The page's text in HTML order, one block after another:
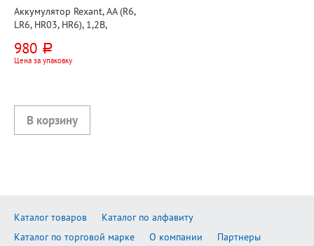
Аккумулятор Rexant, AA (R6,
LR6, HR03, HR6), 1,2В,
гидридный, 2шт, блистер
980 руб.
Цена за упаковку
Каталог товаров
Каталог по алфавиту
Каталог по торговой марке
О компании
Партнеры